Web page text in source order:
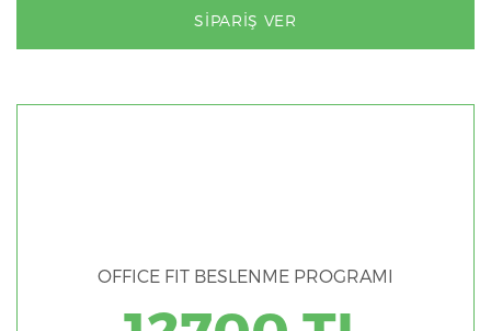
SIPARIŞ VER
OFFICE FIT BESLENME PROGRAMI